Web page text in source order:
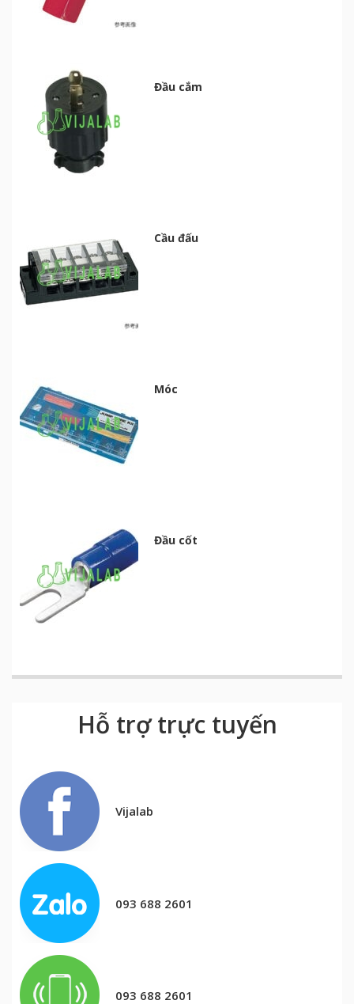
Đầu cắm
Cầu đấu
Móc
Đầu cốt
Hỗ trợ trực tuyến
Vijalab
093 688 2601
093 688 2601